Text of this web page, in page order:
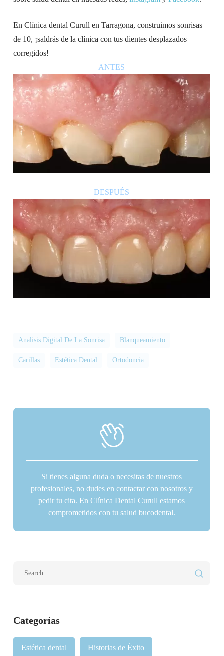
Categorías
Estética dental Historias de Éxito
En Clínica dental Curull en Tarragona, construimos sonrisas
de 10, ¡saldrás de la clínica con tus dientes desplazados
corregidos!
ANTES
DESPUÉS
Analisis Digital De La Sonrisa Blanqueamiento
Carillas Estética Dental Ortodoncia
Si tienes alguna duda o necesitas de nuestros
profesionales, no dudes en contactar con nosotros y
pedir tu cita. En Clínica Dental Curull estamos
comprometidos con tu salud bucodental.